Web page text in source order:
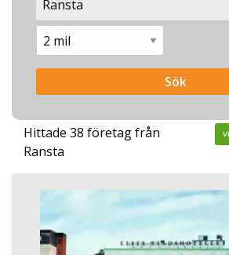
Hittade 38 företag från
Ransta